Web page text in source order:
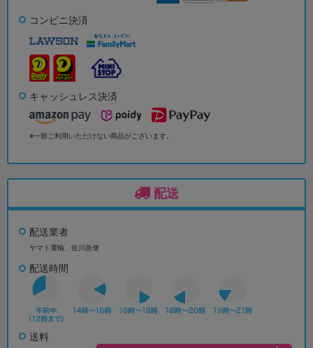
コンビニ決済
キャッシュレス決済
※一部ご利用いただけない商品がございます。
配送
配送業者
ヤマト運輸、佐川急便
配送時間
送料